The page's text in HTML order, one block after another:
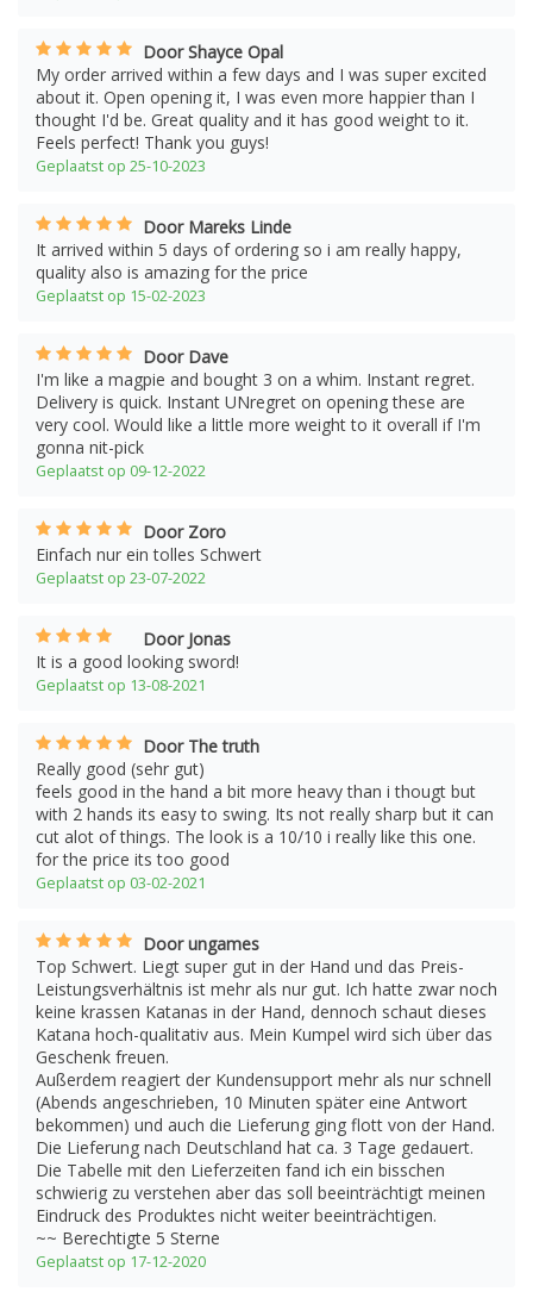
Door Shayce Opal
My order arrived within a few days and I was super excited
about it. Open opening it, I was even more happier than I
thought I'd be. Great quality and it has good weight to it.
Feels perfect! Thank you guys!
Geplaatst op 25-10-2023
Door Mareks Linde
It arrived within 5 days of ordering so i am really happy,
quality also is amazing for the price
Geplaatst op 15-02-2023
Door Dave
I'm like a magpie and bought 3 on a whim. Instant regret.
Delivery is quick. Instant UNregret on opening these are
very cool. Would like a little more weight to it overall if I'm
gonna nit-pick
Geplaatst op 09-12-2022
Door Zoro
Einfach nur ein tolles Schwert
Geplaatst op 23-07-2022
Door Jonas
It is a good looking sword!
Geplaatst op 13-08-2021
Door The truth
Really good (sehr gut)
feels good in the hand a bit more heavy than i thougt but
with 2 hands its easy to swing. Its not really sharp but it can
cut alot of things. The look is a 10/10 i really like this one.
for the price its too good
Geplaatst op 03-02-2021
Door ungames
Top Schwert. Liegt super gut in der Hand und das Preis-
Leistungsverhältnis ist mehr als nur gut. Ich hatte zwar noch
keine krassen Katanas in der Hand, dennoch schaut dieses
Katana hoch-qualitativ aus. Mein Kumpel wird sich über das
Geschenk freuen.
Außerdem reagiert der Kundensupport mehr als nur schnell
(Abends angeschrieben, 10 Minuten später eine Antwort
bekommen) und auch die Lieferung ging flott von der Hand.
Die Lieferung nach Deutschland hat ca. 3 Tage gedauert.
Die Tabelle mit den Lieferzeiten fand ich ein bisschen
schwierig zu verstehen aber das soll beeinträchtigt meinen
Eindruck des Produktes nicht weiter beeinträchtigen.
~~ Berechtigte 5 Sterne
Geplaatst op 17-12-2020